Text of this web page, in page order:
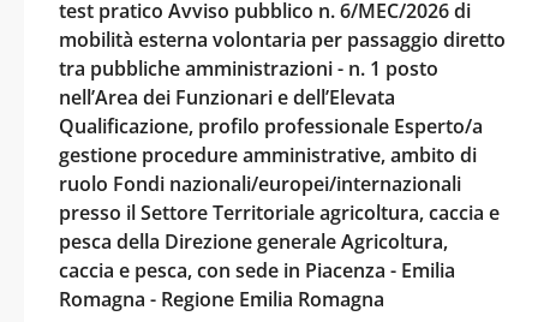
test pratico Avviso pubblico n. 6/MEC/2026 di
mobilità esterna volontaria per passaggio diretto
tra pubbliche amministrazioni - n. 1 posto
nell’Area dei Funzionari e dell’Elevata
Qualificazione, profilo professionale Esperto/a
gestione procedure amministrative, ambito di
ruolo Fondi nazionali/europei/internazionali
presso il Settore Territoriale agricoltura, caccia e
pesca della Direzione generale Agricoltura,
caccia e pesca, con sede in Piacenza - Emilia
Romagna - Regione Emilia Romagna